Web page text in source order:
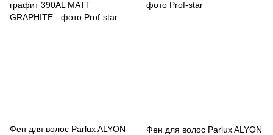
Фен для волос Parlux ALYON
Фен для волос Parlux ALYON